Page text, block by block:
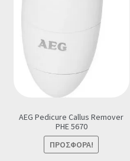
AEG Pedicure Callus Remover
PHE 5670
ΠΡΟΣΦΟΡΆ!